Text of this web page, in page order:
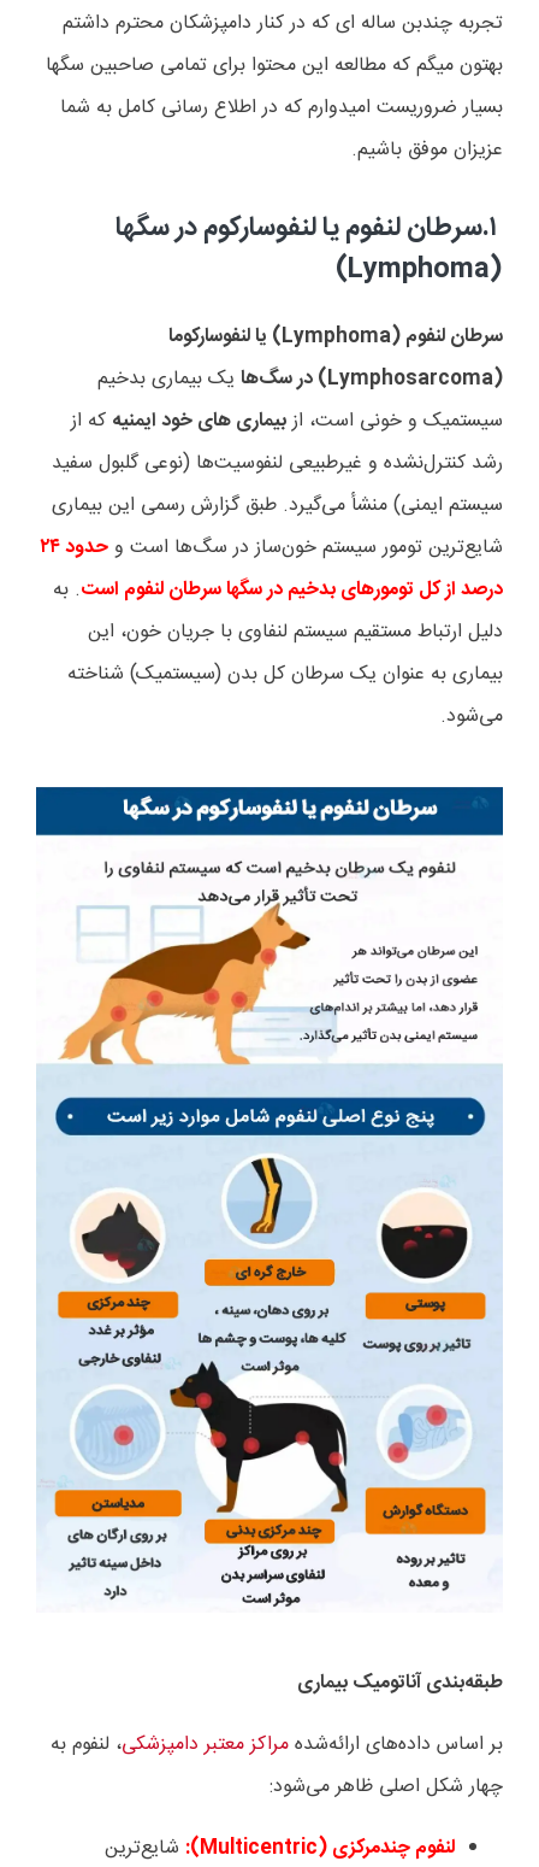
تجربه چندبن ساله ای که در کنار دامپزشکان محترم داشتم
بهتون میگم که مطالعه این محتوا برای تمامی صاحبین سگها
بسیار ضروریست امیدوارم که در اطلاع رسانی کامل به شما
عزیزان موفق باشیم.
۱.سرطان لنفوم یا لنفوسارکوم در سگها
(
Lymphoma
)
سرطان لنفوم (Lymphoma) یا لنفوسارکوما
(
Lymphosarcoma) در سگ‌ها یک بیماری بدخیم
سیستمیک و خونی است، ازبیماری های خود ایمنیه که از
رشد کنترل‌نشده و غیرطبیعی لنفوسیت‌ها (نوعی گلبول سفید
سیستم ایمنی) منشأ می‌گیرد. طبق گزارش رسمی این بیماری
شایع‌ترین تومور سیستم خون‌ساز در سگ‌ها است وحدود۲۴
درصد از کل تومورهای بدخیم در سگها سرطان لنفوم است. به
دلیل ارتباط مستقیم سیستم لنفاوی با جریان خون، این
بیماری به عنوان یک سرطان کل بدن (سیستمیک) شناخته
می‌شود.
طبقه‌بندی آناتومیک بیماری
بر اساس داده‌های ارائه‌شدهمراکز معتبر دامپزشکی، لنفوم به
چهار شکل اصلی ظاهر می‌شود:
لنفوم چندمرکزی (Multicentric
): شایع‌ترین